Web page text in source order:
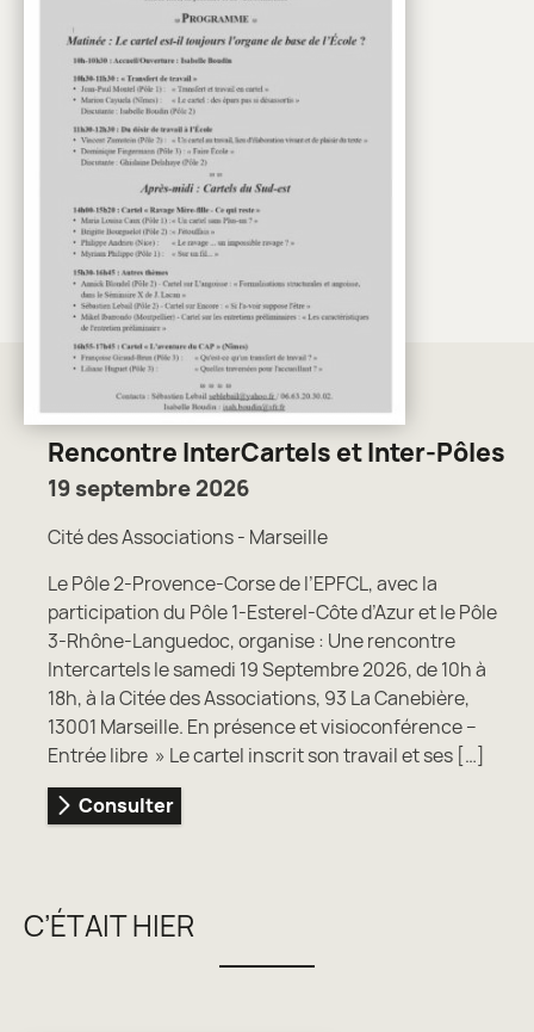
Rencontre InterCartels et Inter-Pôles
19 septembre 2026
Cité des Associations - Marseille
Le Pôle 2-Provence-Corse de l’EPFCL, avec la
participation du Pôle 1-Esterel-Côte d’Azur et le Pôle
3-Rhône-Languedoc, organise : Une rencontre
Intercartels le samedi 19 Septembre 2026, de 10h à
18h, à la Citée des Associations, 93 La Canebière,
13001 Marseille. En présence et visioconférence –
Entrée libre » Le cartel inscrit son travail et ses […]
Consulter
C’ÉTAIT HIER